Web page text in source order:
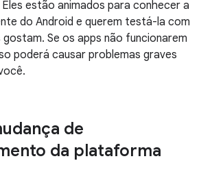
estão animados para conhecer a
do Android e querem testá-la com
gostam. Se os apps não funcionarem
poderá causar problemas graves
de
da plataforma